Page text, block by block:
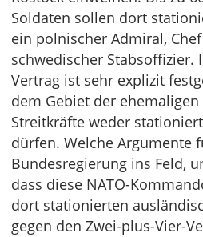
Soldaten sollen dort
ein polnischer Admiral,
schwedischer Stabsoffizier.
Vertrag ist sehr explizit
dem Gebiet der
Streitkräfte weder
dürfen. Welche Argumente
Bundesregierung ins Feld,
dass diese NATO-
dort stationierten
gegen den Zwei-plus-Vier-